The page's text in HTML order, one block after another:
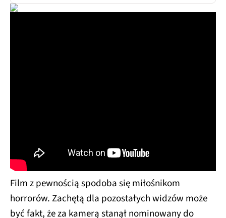
Film z pewnością spodoba się miłośnikom
horrorów. Zachętą dla pozostałych widzów może
być fakt, że za kamerą stanął nominowany do